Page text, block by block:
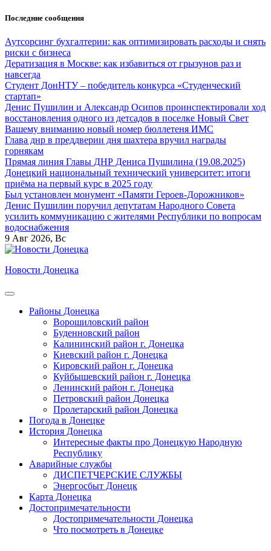
Перейти
содержанию
Последние сообщения
Аутсорсинг бухгалтерии: как оптимизировать расходы и снять
риски с бизнеса
Дератизация в Москве: как избавиться от грызунов раз и
навсегда
Студент ДонНТУ – победитель конкурса «Студенческий
стартап»
Денис Пушилин и Александр Осипов проинспектировали ход
восстановления одного из детсадов в поселке Новый Свет
Вашему вниманию новый номер бюллетеня ИМС
Глава днр в преддверии дня шахтера вручил награды
горнякам
Прямая линия Главы ДНР Дениса Пушилина (19.08.2025)
Донецкий национальный технический университет: итоги
приёма на первый курс в 2025 году
Был установлен монумент «Памяти Героев-Дорожников»
Денис Пушилин поручил депутатам Народного Совета
усилить коммуникацию с жителями Республики по вопросам
водоснабжения
9 Авг 2026, Вс
Новости Донецка
Районы Донецка
Ворошиловский район
Буденновский район
Калининский район г. Донецка
Киевский район г. Донецка
Кировский район г. Донецка
Куйбышевский район г. Донецка
Ленинский район г. Донецка
Петровский район Донецка
Пролетарский район Донецка
Погода в Донецке
История Донецка
Интересные факты про Донецкую Народную
Республику
Аварийные службы
ДИСПЕТЧЕРСКИЕ СЛУЖБЫ
Энергосбыт Донецк
Карта Донецка
Достопримечательности
Достопримечательности Донецка
Что посмотреть в Донецке